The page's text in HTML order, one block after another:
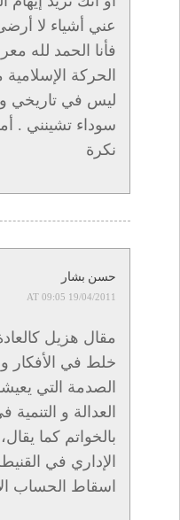
عني أشياء لا
فأنا الحمد لله
الحركة
ليس في تاريخي و
سوداء تشينني .
نكرة
حسن بشار
19/04/2011 AT 09:05
مقال هزيل
خلط في الأفكار
الصدمة التي
العدالة و
بالخواتم كما
الإداري في
اسقاط الحساب